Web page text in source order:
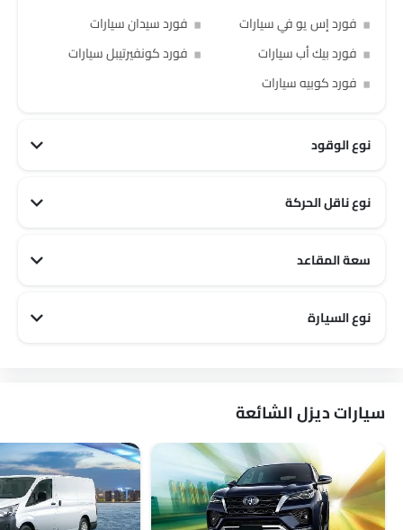
فورد إس يو في سيارات
فورد سيدان سيارات
فورد بيك أب سيارات
فورد كونفيرتيبل سيارات
فورد كوبيه سيارات
نوع الوقود
نوع ناقل الحركة
سعة المقاعد
نوع السيارة
سيارات ديزل الشائعة